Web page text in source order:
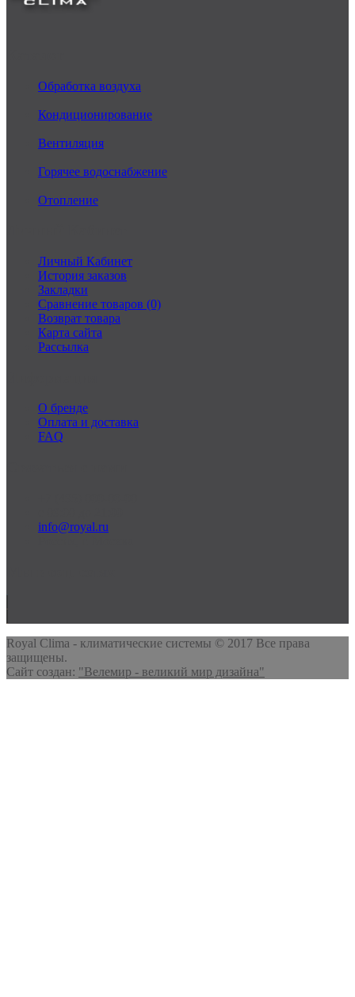
Обработка воздуха
Кондиционирование
Вентиляция
Горячее водоснабжение
Отопление
Личный Кабинет
История заказов
Закладки
Сравнение товаров (0)
Возврат товара
Карта сайта
Рассылка
О бренде
Оплата и доставка
FAQ
info@royal.ru
Royal Clima - климатические системы © 2017 Все права
защищены.
Сайт создан: "Велемир - великий мир дизайна"